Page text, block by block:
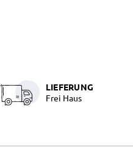
LIEFERUNG
Frei Haus